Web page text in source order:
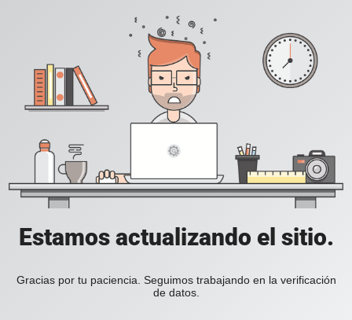
Estamos actualizando el sitio.
Gracias por tu paciencia. Seguimos trabajando en la verificación
de datos.